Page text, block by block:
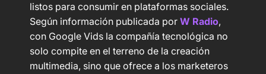
listos para consumir en plataformas sociales.
Según información publicada por W Radio,
con Google Vids la compañía tecnológica no
solo compite en el terreno de la creación
multimedia, sino que ofrece a los marketeros